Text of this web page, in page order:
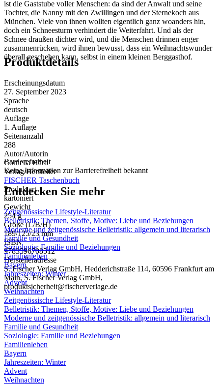
ist die Gaststube voller Menschen: da sind der Anwalt und seine
Tochter, die Nanny mit den Zwillingen und der Sternekoch aus
München. Viele von ihnen wollten eigentlich ganz woanders hin,
doch ein Schneesturm verhindert die Weiterfahrt. Und als der
Schnee draußen dichter wird, und die Menschen drinnen enger
zusammenrücken, wird ihnen bewusst, dass ein Weihnachtswunder
überall geschehen kann, selbst in einem kleinen Berggasthof.
Produktdetails
Erscheinungsdatum
27. September 2023
Sprache
deutsch
Auflage
1. Auflage
Seitenanzahl
288
Autor/Autorin
Cornelia Härtl
Verlag/Hersteller
FISCHER Taschenbuch
Produktart
kartoniert
Gewicht
254 g
Größe (L/B/H)
189/125/23 mm
ISBN
9783596708512
Herstelleradresse
S. Fischer Verlag GmbH, Hedderichstraße 114, 60596 Frankfurt am
Main, S. Fischer Verlag GmbH,
produktsicherheit@fischerverlage.de
Barrierefreiheit
Keine Information zur Barrierefreiheit bekannt
Entdecken Sie mehr
Zeitgenössische Lifestyle-Literatur
Belletristik: Themen, Stoffe, Motive: Liebe und Beziehungen
Moderne und zeitgenössische Belletristik: allgemein und literarisch
Familie und Gesundheit
Soziologie: Familie und Beziehungen
Familienleben
Bayern
Jahreszeiten: Winter
Advent
Weihnachten
Zeitgenössische Lifestyle-Literatur
Belletristik: Themen, Stoffe, Motive: Liebe und Beziehungen
Moderne und zeitgenössische Belletristik: allgemein und literarisch
Familie und Gesundheit
Soziologie: Familie und Beziehungen
Familienleben
Bayern
Jahreszeiten: Winter
Advent
Weihnachten